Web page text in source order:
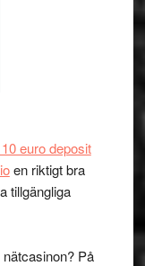
euro deposit
en riktigt bra
tillgängliga
På